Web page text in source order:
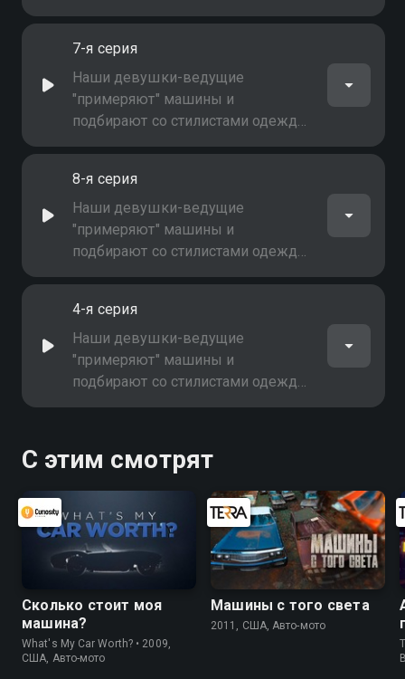
и макияж к каждой конкретной
тренде, что модно носить и на чем
кататься
7-я серия
Наши девушки-ведущие
"примеряют" машины и
подбирают со стилистами одежду
и макияж к каждой конкретной
тренде, что модно носить и на чем
кататься
8-я серия
Наши девушки-ведущие
"примеряют" машины и
подбирают со стилистами одежду
и макияж к каждой конкретной
тренде, что модно носить и на чем
кататься
4-я серия
Наши девушки-ведущие
"примеряют" машины и
подбирают со стилистами одежду
и макияж к каждой конкретной
кататься
С этим смотрят
Сколько стоит моя
машина?
What's My Car Worth? • 2009,
США, Авто-мото
Машины с того света
2011, США, Авто-мото